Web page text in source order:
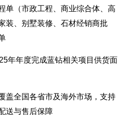
单（市政工程、商业综合体、高
装、别墅装修、石材经销商批
年年度完成蓝钻相关项目供货面
盖全国各省市及海外市场，支持
送与售后保障